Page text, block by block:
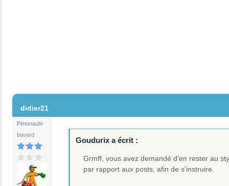
didier21
Pimonaute
bavard
Goudurix a écrit :
Grmff, vous avez demandé d'en rester au
par rapport aux posts, afin de s'instruire.